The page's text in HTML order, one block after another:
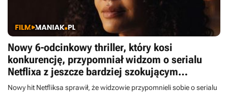
Nowy 6-odcinkowy thriller, który kosi
konkurencję, przypomniał widzom o serialu
Netflixa z jeszcze bardziej szokującym
zakończeniem
Nowy hit Netfliksa sprawił, że widzowie przypomnieli sobie o serialu